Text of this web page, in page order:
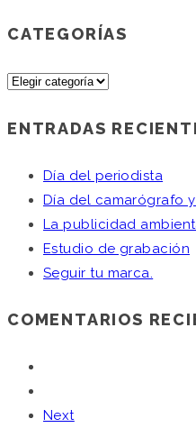
CATEGORÍAS
Categorías
ENTRADAS
Día del periodista
Día del camarógrafo
La publicidad
Estudio de grabación
Seguir tu marca.
COMENTARIOS
Next